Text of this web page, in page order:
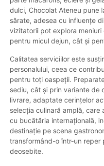
dulci, Chocolat Ateneu pune
sărate, adesea cu influențe
vizitatorii pot explora
pentru micul dejun, cât și
Calitatea serviciilor este
personalului, ceea ce
pentru toți oaspeții.
sediu, cât și prin variante de
livrare, adaptate cerințelor
selecția culinară amplă, care
cu bucătăria internațională,
destinație pe scena
transformând-o într-un reper
deosebite.